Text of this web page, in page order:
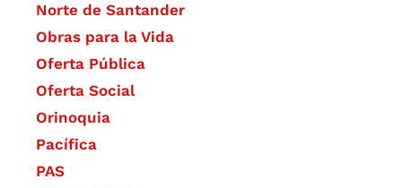
Norte de Santander
Obras para la Vida
Oferta Pública
Oferta Social​​
Orinoquia
Pacífica
PAS